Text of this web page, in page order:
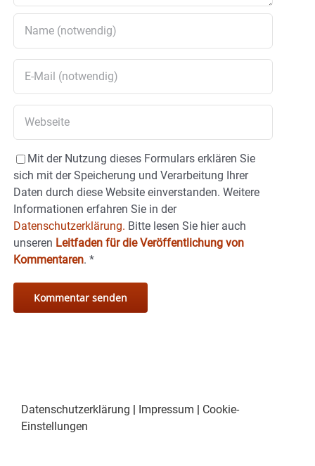
Mit der Nutzung dieses Formulars erklären Sie
sich mit der Speicherung und Verarbeitung Ihrer
Daten durch diese Website einverstanden. Weitere
Informationen erfahren Sie in der
Datenschutzerklärung. Bitte lesen Sie hier auch
unseren Leitfaden für die Veröffentlichung von
Kommentaren. *
Datenschutzerklärung | Impressum | Cookie-
Einstellungen